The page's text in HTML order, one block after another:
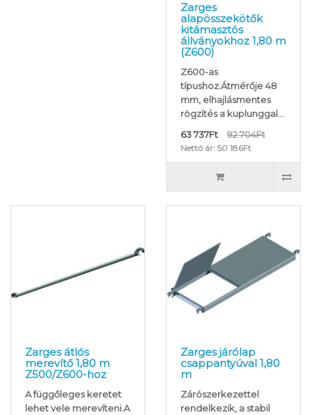
Zarges
alapösszekötők
kitámasztós
állványokhoz 1,80 m
(Z600)
Z600-as
típushoz.Átmérője 48
mm, elhajlásmentes
rögzítés a kuplunggal...
63 737Ft
92 704Ft
Nettó ár: 50 186Ft
Zarges átlós
merevítő 1,80 m
Z500/Z600-hoz
A függőleges keretet
lehet vele merevíteni.A
Zarges járólap
csappantyúval 1,80
m
Zárószerkezettel
rendelkezik, a stabil